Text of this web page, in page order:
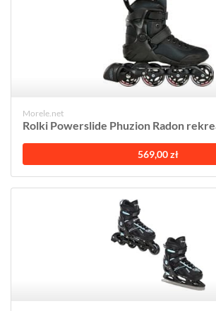
Morele.net
Rolki Powerslide Phuzion Radon
569,00 zł